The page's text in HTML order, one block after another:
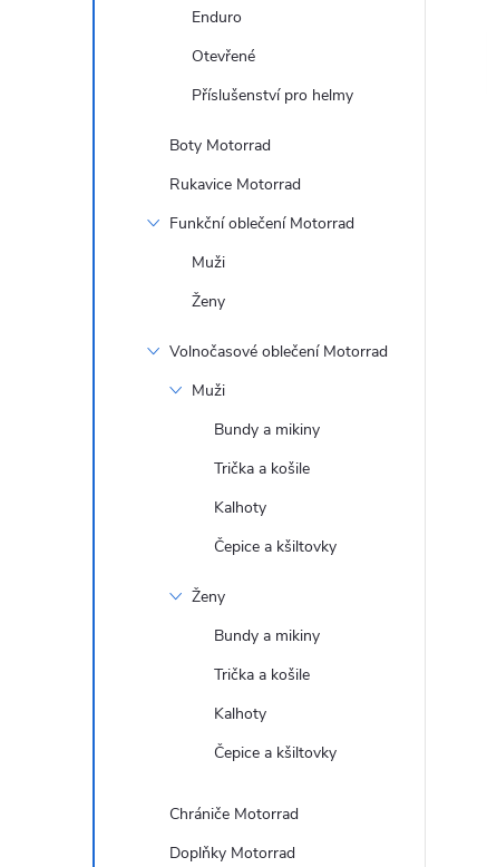
Enduro
Otevřené
Příslušenství pro helmy
Boty Motorrad
Rukavice Motorrad
Funkční oblečení Motorrad
Muži
Ženy
Volnočasové oblečení Motorrad
Muži
Bundy a mikiny
Trička a košile
Kalhoty
Čepice a kšiltovky
Ženy
Bundy a mikiny
Trička a košile
Kalhoty
Čepice a kšiltovky
Chrániče Motorrad
Doplňky Motorrad